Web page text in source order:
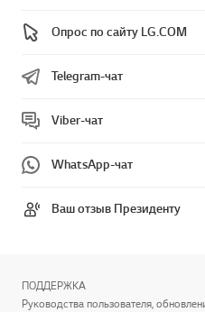
Опрос по сайту LG.COM
Telegram-чат
Viber-чат
WhatsApp-чат
Ваш отзыв Президенту
ПОДДЕРЖКА
Руководства пользователя,